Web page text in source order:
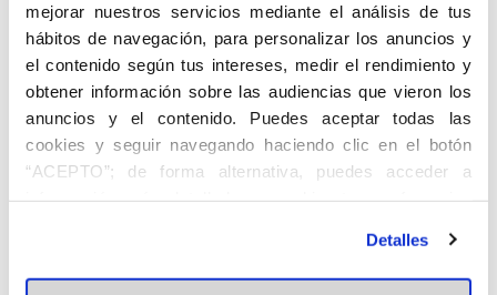
mejorar nuestros servicios mediante el análisis de tus
hábitos de navegación, para personalizar los anuncios y
el contenido según tus intereses, medir el rendimiento y
obtener información sobre las audiencias que vieron los
anuncios y el contenido. Puedes aceptar todas las
cookies y seguir navegando haciendo clic en el botón
“ACEPTO”; de forma alternativa, puedes acceder a
información más detallada y cambiar tus preferencias
en el botón "Personalizar". Para más información puedes
visitar nuestra Política de Cookies
Detalles
Autor
Centro de
adscripción
Madrid
Fecha de
nacimiento
17/08/1934
Lugar de
nacimiento
Fecha de
defunción
31/12/2011
Lugar de
defunción